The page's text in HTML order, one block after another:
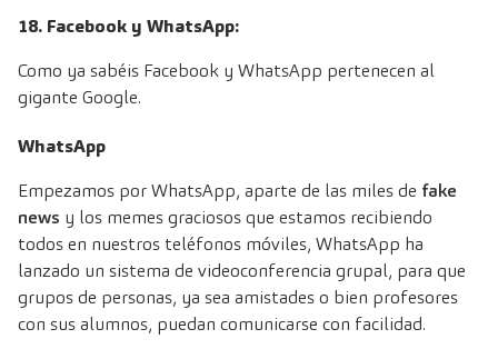
18. Facebook y WhatsApp:
Como ya sabéis Facebook y WhatsApp pertenecen al
gigante Google.
WhatsApp
Empezamos por WhatsApp, aparte de las miles de fake
news y los memes graciosos que estamos recibiendo
todos en nuestros teléfonos móviles, WhatsApp ha
lanzado un sistema de videoconferencia grupal, para que
grupos de personas, ya sea amistades o bien profesores
con sus alumnos, puedan comunicarse con facilidad.